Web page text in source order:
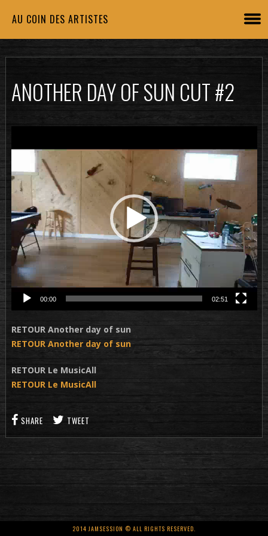
AU COIN DES ARTISTES
ANOTHER DAY OF SUN CUT #2
vidéo
00:00 02:51
RETOUR Another day of sun
RETOUR Another day of sun
RETOUR Le MusicAll
RETOUR Le MusicAll
SHARE TWEET
2014 JAMSESSION © ALL RIGHTS RESERVED.